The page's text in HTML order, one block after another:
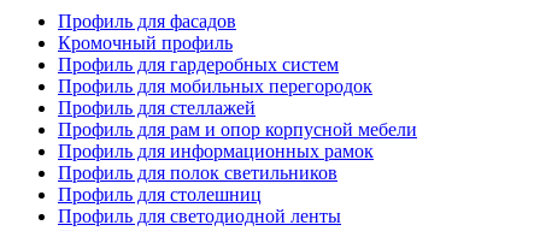
Профиль для фасадов
Кромочный профиль
Профиль для гардеробных систем
Профиль для мобильных перегородок
Профиль для стеллажей
Профиль для рам и опор корпусной мебели
Профиль для информационных рамок
Профиль для полок светильников
Профиль для столешниц
Профиль для светодиодной ленты